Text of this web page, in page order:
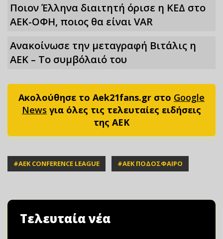
Ποιον Έλληνα διαιτητή όρισε η ΚΕΔ στο
ΑΕΚ-ΟΦΗ, ποιος θα είναι VAR
Ανακοίνωσε την μεταγραφή Βιτάλις η
ΑΕΚ – Το συμβόλαιό του
Ακολούθησε το Aek21fans.gr στο Google
News για όλες τις τελευταίες ειδήσεις
της ΑΕΚ
#ΑΕΚ CONFERENCE LEAGUE #ΑΕΚ ΠΟΔΟΣΦΑΙΡΟ
Τελευταία νέα